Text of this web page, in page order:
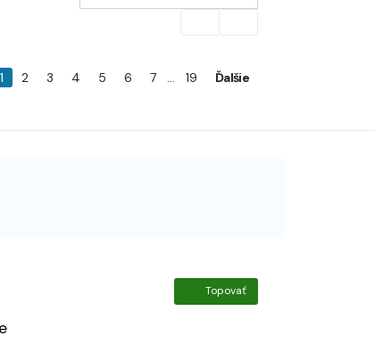
1 2 3 4 5 6 7 19 Ďalšie
Topovať